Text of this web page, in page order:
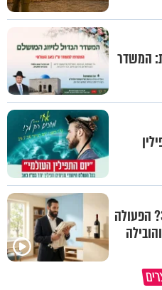
המשדר
מה הסיכוי להתחתן בגיל 37? הפעולה